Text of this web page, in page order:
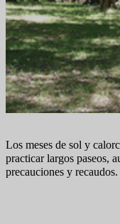
Los meses de sol y
practicar largos paseos,
precauciones y recaudos.